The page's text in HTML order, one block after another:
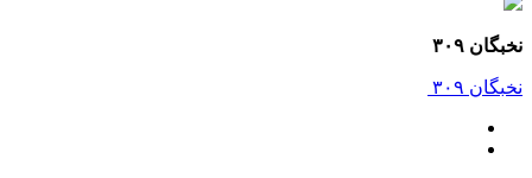
نخبگان ۳۰۹
نخبگان ۳۰۹